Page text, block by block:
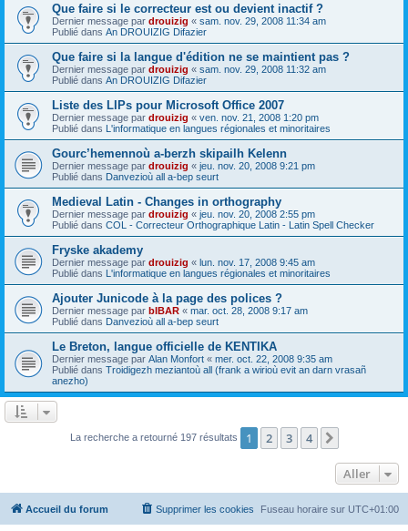
Que faire si le correcteur est ou devient inactif ?
Dernier message par drouizig « sam. nov. 29, 2008 11:34 am
Publié dans An DROUIZIG Difazier
Que faire si la langue d'édition ne se maintient pas ?
Dernier message par drouizig « sam. nov. 29, 2008 11:32 am
Publié dans An DROUIZIG Difazier
Liste des LIPs pour Microsoft Office 2007
Dernier message par drouizig « ven. nov. 21, 2008 1:20 pm
Publié dans L'informatique en langues régionales et minoritaires
Gourc’hemennoù a-berzh skipailh Kelenn
Dernier message par drouizig « jeu. nov. 20, 2008 9:21 pm
Publié dans Danvezioù all a-bep seurt
Medieval Latin - Changes in orthography
Dernier message par drouizig « jeu. nov. 20, 2008 2:55 pm
Publié dans COL - Correcteur Orthographique Latin - Latin Spell Checker
Fryske akademy
Dernier message par drouizig « lun. nov. 17, 2008 9:45 am
Publié dans L'informatique en langues régionales et minoritaires
Ajouter Junicode à la page des polices ?
Dernier message par bIBAR « mar. oct. 28, 2008 9:17 am
Publié dans Danvezioù all a-bep seurt
Le Breton, langue officielle de KENTIKA
Dernier message par Alan Monfort « mer. oct. 22, 2008 9:35 am
Publié dans Troidigezh meziantoù all (frank a wirioù evit an darn vrasañ
anezho)
La recherche a retourné 197 résultats 1 2 3 4
Aller
Accueil du forum Fuseau horaire sur UTC+01:00
Supprimer les cookies